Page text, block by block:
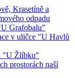
Krasetíně a
odpadu
Grafobalu"
v uličce "U Havlů
"U Žlíbku"
prostorách naší